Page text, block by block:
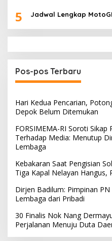
5 Jadwal Lengkap
Pos-pos Terbaru
Hari Kedua Pencarian,
Depok Belum Ditemukan
FORSIMEMA-RI Soroti
Terhadap Media: Menutup
Lembaga
Kebakaran Saat Pengisian
Tiga Kapal Nelayan
Dirjen Badilum: Pimpinan
Lembaga dari Pribadi
30 Finalis Nok Nang
Perjalanan Menuju Duta